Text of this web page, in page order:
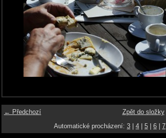
← Předchozí
Zpět do složky
Automatické procházení: 3 4 5 6 7